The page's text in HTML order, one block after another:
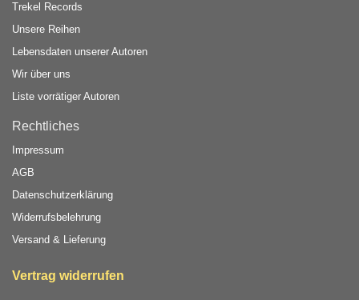
Trekel Records
Unsere Reihen
Lebensdaten unserer Autoren
Wir über uns
Liste vorrätiger Autoren
Rechtliches
Impressum
AGB
Datenschutzerklärung
Widerrufsbelehrung
Versand & Lieferung
Vertrag widerrufen